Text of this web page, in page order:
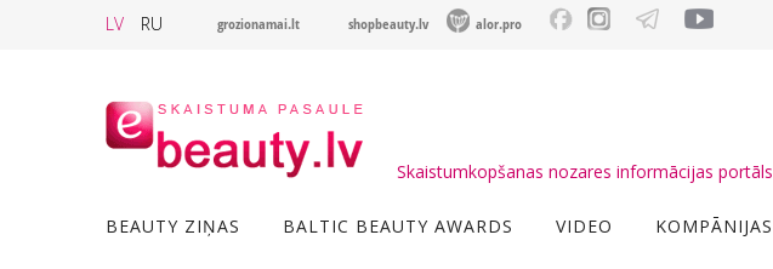
LV RU grozionamai.lt shopbeauty.lv alor.pro
Skaistumkopšanas nozares informācijas portāls
BEAUTY ZIŅAS BALTIC BEAUTY AWARDS VIDEO KOMPĀNIJAS